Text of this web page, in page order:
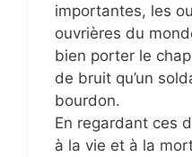
importantes, les
ouvrières du
bien porter le
de bruit qu’un
bourdon.
En regardant ces
à la vie et à la